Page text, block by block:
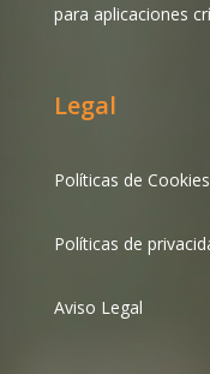
para aplicaciones
Legal
Políticas de Cookies
Políticas de
Aviso Legal